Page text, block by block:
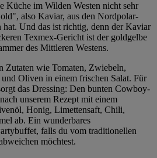
Küche im Wilden Westen nicht sehr
also Kaviar, aus den Nordpolar-
hat. Und das ist richtig, denn der Kaviar
Texmex-Gericht ist der goldgelbe
des Mittleren Westens.
Zutaten wie Tomaten, Zwiebeln,
Oliven in einem frischen Salat. Für
das Dressing: Den bunten Cowboy-
unserem Rezept mit einem
Honig, Limettensaft, Chili,
ab. Ein wunderbares
falls du vom traditionellen
möchtest.